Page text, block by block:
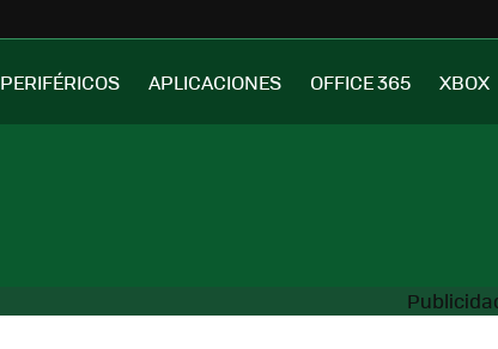
PERIFÉRICOS APLICACIONES OFFICE 365 XBOX